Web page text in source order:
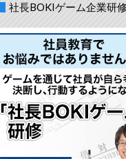
社長BOKIゲーム企業研修